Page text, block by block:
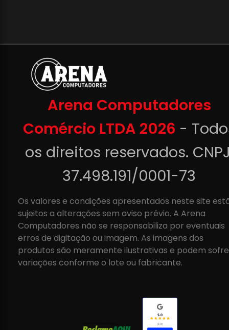
Arena Computadores
Comércio LTDA 2026 -
os direitos reservados.
37.498.191/0001-73
Os valores e condições apresentados neste site
sujeitos a alterações sem aviso prévio. A Arena
Computadores não se responsabiliza por eventuais
erros de digitação ou imagem. As imagens dos
produtos são meramente ilustrativas e podem
variações conforme o lote ou fabricante.